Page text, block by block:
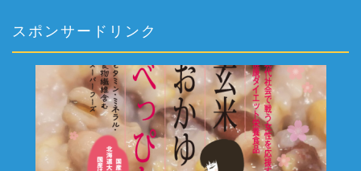
スポンサードリンク